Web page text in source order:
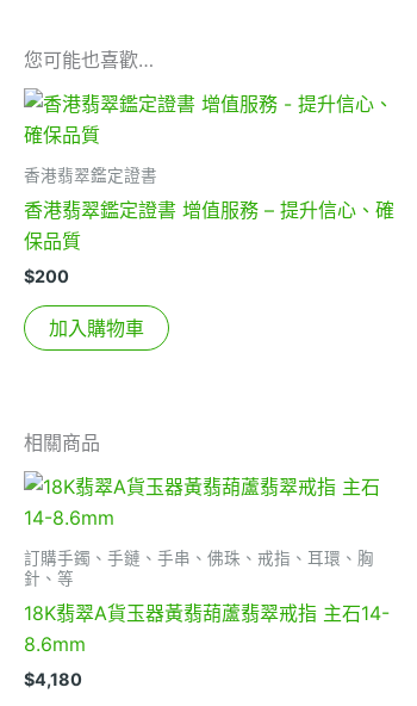
您可能也喜歡…
香港翡翠鑑定證書
香港翡翠鑑定證書 增值服務 – 提升信心、確
保品質
$200
加入購物車
相關商品
訂購手鐲、手鏈、手串、佛珠、戒指、耳環、胸
針、等
18K翡翠A貨玉器黃翡葫蘆翡翠戒指 主石14-
8.6mm
$4,180